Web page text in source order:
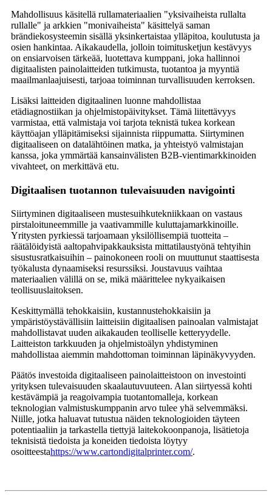
Mahdollisuus käsitellä rullamateriaalien "yksivaiheista rullalta
rullalle" ja arkkien "monivaiheista" käsittelyä saman
brändiekosysteemin sisällä yksinkertaistaa ylläpitoa, koulutusta ja
osien hankintaa. Aikakaudella, jolloin toimitusketjun kestävyys
on ensiarvoisen tärkeää, luotettava kumppani, joka hallinnoi
digitaalisten painolaitteiden tutkimusta, tuotantoa ja myyntiä
maailmanlaajuisesti, tarjoaa toiminnan turvallisuuden kerroksen.
Lisäksi laitteiden digitaalinen luonne mahdollistaa
etädiagnostiikan ja ohjelmistopäivitykset. Tämä liitettävyys
varmistaa, että valmistaja voi tarjota teknistä tukea korkean
käyttöajan ylläpitämiseksi sijainnista riippumatta. Siirtyminen
digitaaliseen on datalähtöinen matka, ja yhteistyö valmistajan
kanssa, joka ymmärtää kansainvälisten B2B-vientimarkkinoiden
vivahteet, on merkittävä etu.
Digitaalisen tuotannon tulevaisuuden navigointi
Siirtyminen digitaaliseen mustesuihkutekniikkaan on vastaus
pirstaloituneemmille ja vaativammille kuluttajamarkkinoille.
Yritysten pyrkiessä tarjoamaan yksilöllisempiä tuotteita –
räätälöidyistä aaltopahvipakkauksista mittatilaustyönä tehtyihin
sisustusratkaisuihin – painokoneen rooli on muuttunut staattisesta
työkalusta dynaamiseksi resurssiksi. Joustavuus vaihtaa
materiaalien välillä on se, mikä määrittelee nykyaikaisen
teollisuuslaitoksen.
Keskittymällä tehokkaisiin, kustannustehokkaisiin ja
ympäristöystävällisiin laitteisiin digitaalisen painoalan valmistajat
mahdollistavat uuden aikakauden teolliselle ketteryydelle.
Laitteiston tarkkuuden ja ohjelmistoälyn yhdistyminen
mahdollistaa aiemmin mahdottoman toiminnan läpinäkyvyyden.
Päätös investoida digitaaliseen painolaitteistoon on investointi
yrityksen tulevaisuuden skaalautuvuuteen. Alan siirtyessä kohti
kestävämpiä ja reagoivampia tuotantomalleja, korkean
teknologian valmistuskumppanin arvo tulee yhä selvemmäksi.
Niille, jotka haluavat tutustua näiden teknologioiden täyteen
potentiaaliin ja tarkastella tiettyjä laitekokoonpanoja, lisätietoja
teknisistä tiedoista ja koneiden tiedoista löytyy
osoitteestahttps://www.cartondigitalprinter.com/.